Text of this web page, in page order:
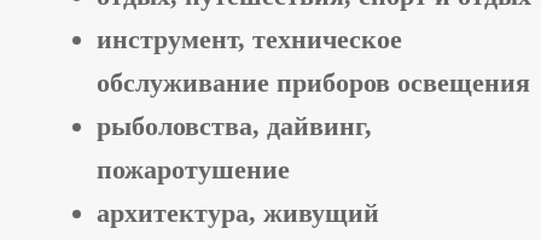
инструмент, техническое
обслуживание приборов освещения
рыболовства, дайвинг,
пожаротушение
архитектура, живущий